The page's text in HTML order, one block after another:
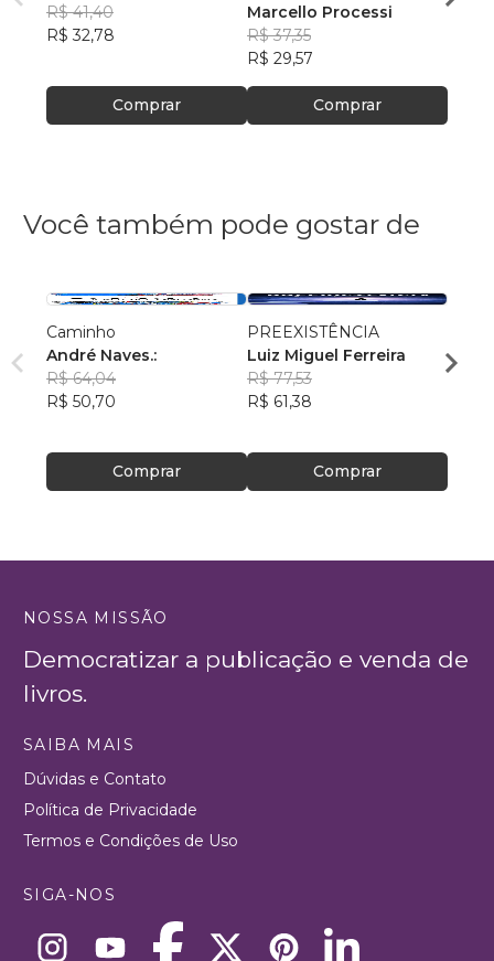
R$ 41,40
R$ 32,78
Comprar
Marcello Processi
R$ 37,35
R$ 29,57
Comprar
R$
Você também pode gostar de
Caminho
André Naves.:
R$ 64,04
R$ 50,70
Comprar
PREEXISTÊNCIA
Luiz Miguel Ferreira
R$ 77,53
R$ 61,38
Comprar
R$
NOSSA MISSÃO
Democratizar a publicação e venda de
livros.
SAIBA MAIS
Dúvidas e Contato
Política de Privacidade
Termos e Condições de Uso
SIGA-NOS